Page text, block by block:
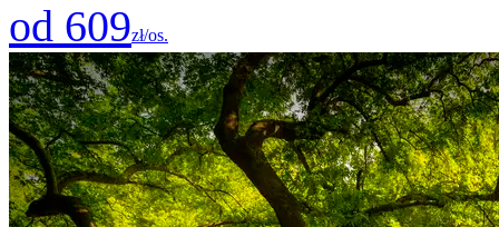
od 609zł/os.